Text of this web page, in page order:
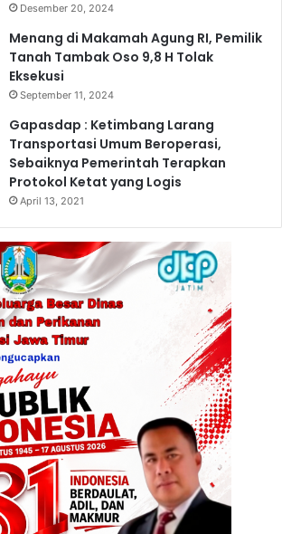
Desember 20, 2024
Menang di Makamah Agung RI, Pemilik
Tanah Tambak Oso 9,8 H Tolak
Eksekusi
September 11, 2024
Gapasdap : Ketimbang Larang
Transportasi Umum Beroperasi,
Sebaiknya Pemerintah Terapkan
Protokol Ketat yang Logis
April 13, 2021